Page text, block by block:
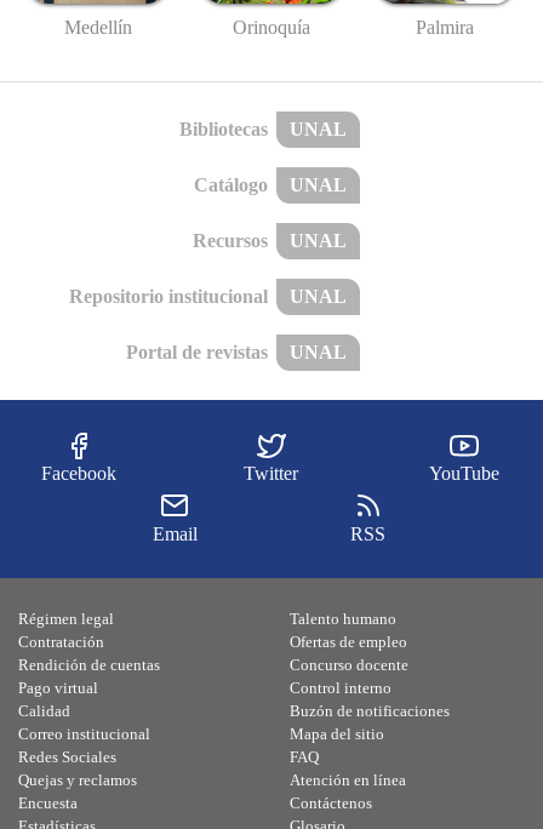
Medellín Orinoquía Palmira
Bibliotecas UNAL
Catálogo UNAL
Recursos UNAL
Repositorio institucional UNAL
Portal de revistas UNAL
Facebook Twitter YouTube
Email RSS
Régimen legal
Contratación
Rendición de cuentas
Pago virtual
Calidad
Talento humano
Ofertas de empleo
Concurso docente
Control interno
Buzón de notificaciones
Correo institucional
Redes Sociales
Quejas y reclamos
Encuesta
Mapa del sitio
FAQ
Atención en línea
Contáctenos